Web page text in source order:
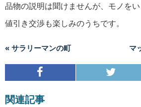
品物の説明は聞けませんが、モノをい
値引き交渉も楽しみのうちです。
« サラリーマンの町 マ
関連記事